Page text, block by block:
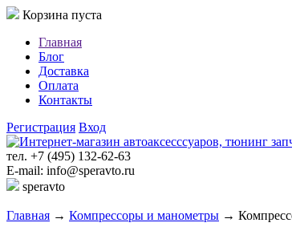
Корзина пуста
Главная
Блог
Доставка
Оплата
Контакты
Регистрация Вход
тел. +7 (495) 132-62-63
E-mail: info@speravto.ru
speravto
Главная → Компрессоры и манометры →